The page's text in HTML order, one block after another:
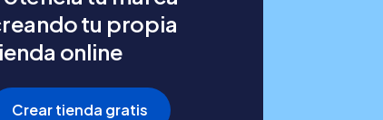
tu propia
online
Crear tienda gratis